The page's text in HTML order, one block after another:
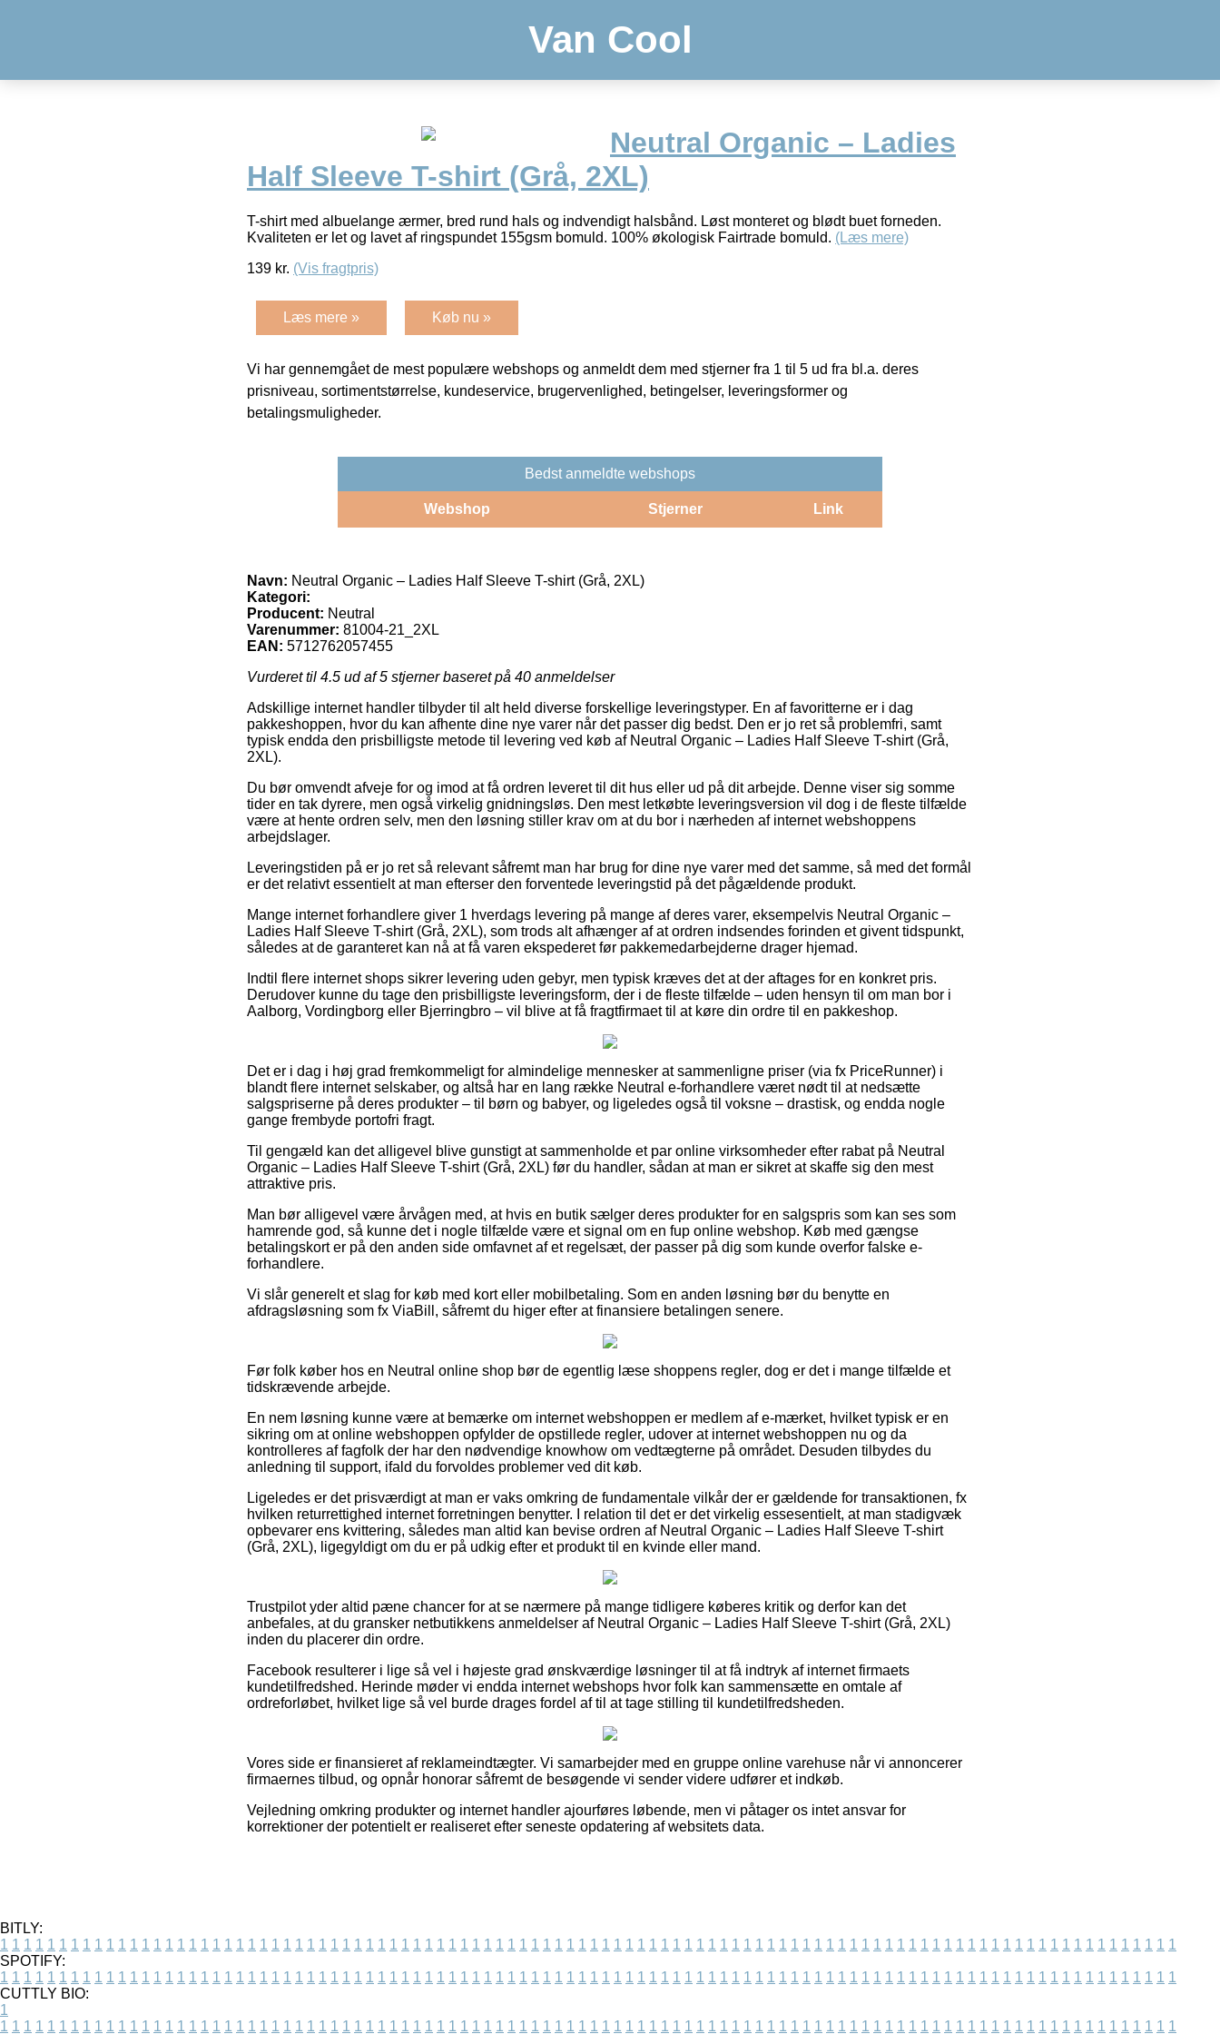
Van Cool
Neutral Organic – Ladies
Half Sleeve T-shirt (Grå, 2XL)
T-shirt med albuelange ærmer, bred rund hals og indvendigt halsbånd. Løst monteret og blødt buet forneden.
Kvaliteten er let og lavet af ringspundet 155gsm bomuld. 100% økologisk Fairtrade bomuld. (Læs mere)
139 kr. (Vis fragtpris)
Læs mere » Køb nu »
Vi har gennemgået de mest populære webshops og anmeldt dem med stjerner fra 1 til 5 ud fra bl.a. deres
prisniveau, sortimentstørrelse, kundeservice, brugervenlighed, betingelser, leveringsformer og
betalingsmuligheder.
Bedst anmeldte webshops
Webshop Stjerner Link
Navn: Neutral Organic – Ladies Half Sleeve T-shirt (Grå, 2XL)
Kategori:
Producent: Neutral
Varenummer: 81004-21_2XL
EAN: 5712762057455
Vurderet til 4.5 ud af 5 stjerner baseret på 40 anmeldelser
Adskillige internet handler tilbyder til alt held diverse forskellige leveringstyper. En af favoritterne er i dag
pakkeshoppen, hvor du kan afhente dine nye varer når det passer dig bedst. Den er jo ret så problemfri, samt
typisk endda den prisbilligste metode til levering ved køb af Neutral Organic – Ladies Half Sleeve T-shirt (Grå,
2XL).
Du bør omvendt afveje for og imod at få ordren leveret til dit hus eller ud på dit arbejde. Denne viser sig somme
tider en tak dyrere, men også virkelig gnidningsløs. Den mest letkøbte leveringsversion vil dog i de fleste tilfælde
være at hente ordren selv, men den løsning stiller krav om at du bor i nærheden af internet webshoppens
arbejdslager.
Leveringstiden på er jo ret så relevant såfremt man har brug for dine nye varer med det samme, så med det formål
er det relativt essentielt at man efterser den forventede leveringstid på det pågældende produkt.
Mange internet forhandlere giver 1 hverdags levering på mange af deres varer, eksempelvis Neutral Organic –
Ladies Half Sleeve T-shirt (Grå, 2XL), som trods alt afhænger af at ordren indsendes forinden et givent tidspunkt,
således at de garanteret kan nå at få varen ekspederet før pakkemedarbejderne drager hjemad.
Indtil flere internet shops sikrer levering uden gebyr, men typisk kræves det at der aftages for en konkret pris.
Derudover kunne du tage den prisbilligste leveringsform, der i de fleste tilfælde – uden hensyn til om man bor i
Aalborg, Vordingborg eller Bjerringbro – vil blive at få fragtfirmaet til at køre din ordre til en pakkeshop.
Det er i dag i høj grad fremkommeligt for almindelige mennesker at sammenligne priser (via fx PriceRunner) i
blandt flere internet selskaber, og altså har en lang række Neutral e-forhandlere været nødt til at nedsætte
salgspriserne på deres produkter – til børn og babyer, og ligeledes også til voksne – drastisk, og endda nogle
gange frembyde portofri fragt.
Til gengæld kan det alligevel blive gunstigt at sammenholde et par online virksomheder efter rabat på Neutral
Organic – Ladies Half Sleeve T-shirt (Grå, 2XL) før du handler, sådan at man er sikret at skaffe sig den mest
attraktive pris.
Man bør alligevel være årvågen med, at hvis en butik sælger deres produkter for en salgspris som kan ses som
hamrende god, så kunne det i nogle tilfælde være et signal om en fup online webshop. Køb med gængse
betalingskort er på den anden side omfavnet af et regelsæt, der passer på dig som kunde overfor falske e-
forhandlere.
Vi slår generelt et slag for køb med kort eller mobilbetaling. Som en anden løsning bør du benytte en
afdragsløsning som fx ViaBill, såfremt du higer efter at finansiere betalingen senere.
Før folk køber hos en Neutral online shop bør de egentlig læse shoppens regler, dog er det i mange tilfælde et
tidskrævende arbejde.
En nem løsning kunne være at bemærke om internet webshoppen er medlem af e-mærket, hvilket typisk er en
sikring om at online webshoppen opfylder de opstillede regler, udover at internet webshoppen nu og da
kontrolleres af fagfolk der har den nødvendige knowhow om vedtægterne på området. Desuden tilbydes du
anledning til support, ifald du forvoldes problemer ved dit køb.
Ligeledes er det prisværdigt at man er vaks omkring de fundamentale vilkår der er gældende for transaktionen, fx
hvilken returrettighed internet forretningen benytter. I relation til det er det virkelig essesentielt, at man stadigvæk
opbevarer ens kvittering, således man altid kan bevise ordren af Neutral Organic – Ladies Half Sleeve T-shirt
(Grå, 2XL), ligegyldigt om du er på udkig efter et produkt til en kvinde eller mand.
Trustpilot yder altid pæne chancer for at se nærmere på mange tidligere køberes kritik og derfor kan det
anbefales, at du gransker netbutikkens anmeldelser af Neutral Organic – Ladies Half Sleeve T-shirt (Grå, 2XL)
inden du placerer din ordre.
Facebook resulterer i lige så vel i højeste grad ønskværdige løsninger til at få indtryk af internet firmaets
kundetilfredshed. Herinde møder vi endda internet webshops hvor folk kan sammensætte en omtale af
ordreforløbet, hvilket lige så vel burde drages fordel af til at tage stilling til kundetilfredsheden.
Vores side er finansieret af reklameindtægter. Vi samarbejder med en gruppe online varehuse når vi annoncerer
firmaernes tilbud, og opnår honorar såfremt de besøgende vi sender videre udfører et indkøb.
Vejledning omkring produkter og internet handler ajourføres løbende, men vi påtager os intet ansvar for
korrektioner der potentielt er realiseret efter seneste opdatering af websitets data.
BITLY:
1 1 1 1 1 1 1 1 1 1 1 1 1 1 1 1 1 1 1 1 1 1 1 1 1 1 1 1 1 1 1 1 1 1 1 1 1 1 1 1 1 1 1 1 1 1 1 1 1 1 1 1 1 1 1 1 1 1 1 1 1 1 1 1 1 1 1 1 1 1 1 1 1 1 1 1 1 1 1 1 1 1 1 1 1 1 1 1 1 1 1 1 1 1 1 1 1 1 1 1
SPOTIFY:
1 1 1 1 1 1 1 1 1 1 1 1 1 1 1 1 1 1 1 1 1 1 1 1 1 1 1 1 1 1 1 1 1 1 1 1 1 1 1 1 1 1 1 1 1 1 1 1 1 1 1 1 1 1 1 1 1 1 1 1 1 1 1 1 1 1 1 1 1 1 1 1 1 1 1 1 1 1 1 1 1 1 1 1 1 1 1 1 1 1 1 1 1 1 1 1 1 1 1 1
CUTTLY BIO:
1
1 1 1 1 1 1 1 1 1 1 1 1 1 1 1 1 1 1 1 1 1 1 1 1 1 1 1 1 1 1 1 1 1 1 1 1 1 1 1 1 1 1 1 1 1 1 1 1 1 1 1 1 1 1 1 1 1 1 1 1 1 1 1 1 1 1 1 1 1 1 1 1 1 1 1 1 1 1 1 1 1 1 1 1 1 1 1 1 1 1 1 1 1 1 1 1 1 1 1 1